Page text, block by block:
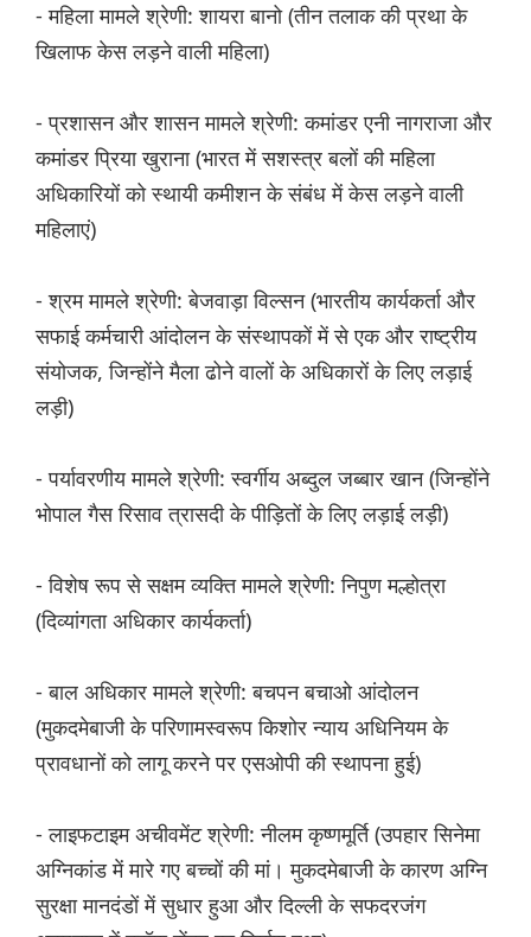
- महिला मामले श्रेणी: शायरा बानो (तीन तलाक की प्रथा के
खिलाफ केस लड़ने वाली महिला)
- प्रशासन और शासन मामले श्रेणी: कमांडर एनी नागराजा और
कमांडर प्रिया खुराना (भारत में सशस्त्र बलों की महिला
अधिकारियों को स्थायी कमीशन के संबंध में केस लड़ने वाली
महिलाएं)
- श्रम मामले श्रेणी: बेजवाड़ा विल्सन (भारतीय कार्यकर्ता और
सफाई कर्मचारी आंदोलन के संस्थापकों में से एक और राष्ट्रीय
संयोजक, जिन्होंने मैला ढोने वालों के अधिकारों के लिए लड़ाई
लड़ी)
- पर्यावरणीय मामले श्रेणी: स्वर्गीय अब्दुल जब्बार खान (जिन्होंने
भोपाल गैस रिसाव त्रासदी के पीड़ितों के लिए लड़ाई लड़ी)
- विशेष रूप से सक्षम व्यक्ति मामले श्रेणी: निपुण मल्होत्रा
(दिव्यांगता अधिकार कार्यकर्ता)
- बाल अधिकार मामले श्रेणी: बचपन बचाओ आंदोलन
(मुकदमेबाजी के परिणामस्वरूप किशोर न्याय अधिनियम के
प्रावधानों को लागू करने पर एसओपी की स्थापना हुई)
- लाइफटाइम अचीवमेंट श्रेणी: नीलम कृष्णमूर्ति (उपहार सिनेमा
अग्निकांड में मारे गए बच्चों की मां। मुकदमेबाजी के कारण अग्नि
सुरक्षा मानदंडों में सुधार हुआ और दिल्ली के सफदरजंग